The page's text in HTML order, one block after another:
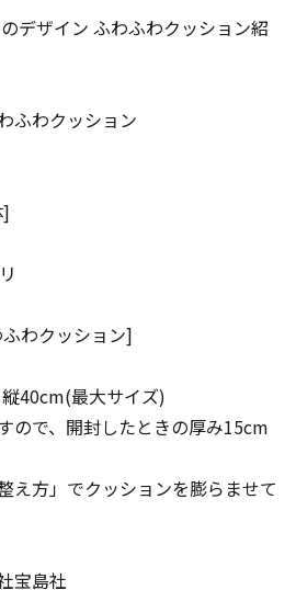
デザイン ふわふわクッション紹
ふわクッション
わクッション]
40cm(最大サイズ)
ので、開封したときの厚み15cm
え方」でクッションを膨らませて
宝島社